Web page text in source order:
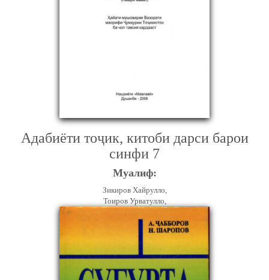
Адабиёти тоҷик, китоби дарси барои
синфи 7
Муалиф:
Зикиров Хайрулло,
Тоиров Урватулло,